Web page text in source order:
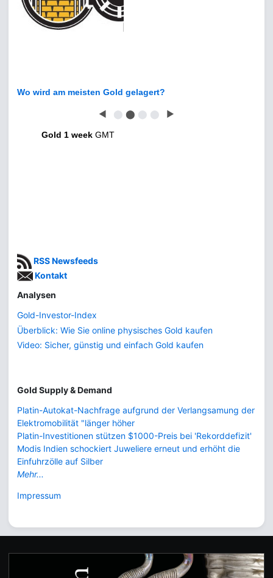
Wo wird am meisten Gold gelagert?
◀ ⬤ ⬤ ⬤ ⬤ ▶
Gold 1 week GMT
RSS Newsfeeds
Kontakt
Analysen
Gold-Investor-Index
Überblick: Wie Sie online physisches Gold kaufen
Video: Sicher, günstig und einfach Gold kaufen
Gold Supply & Demand
Platin-Autokat-Nachfrage aufgrund der Verlangsamung der
Elektromobilität "länger höher
Platin-Investitionen stützen $1000-Preis bei 'Rekorddefizit'
Modis Indien schockiert Juweliere erneut und erhöht die
Einfuhrzölle auf Silber
Mehr...
Impressum